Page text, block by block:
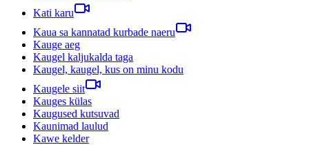
Kati karu
Kaua sa kannatad kurbade naeru
Kauge aeg
Kaugel kaljukalda taga
Kaugel, kaugel, kus on minu kodu
Kaugele siit
Kauges külas
Kaugused kutsuvad
Kaunimad laulud
Kawe kelder